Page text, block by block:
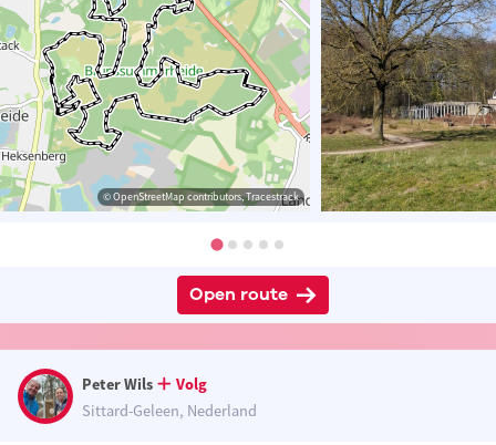
© OpenStreetMap contributors, Tracestrack
Open route
Peter Wils
Volg
Sittard-Geleen, Nederland